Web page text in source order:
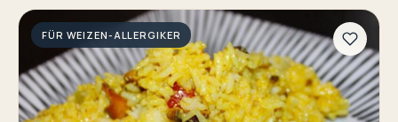
FÜR WEIZEN-ALLERGIKER